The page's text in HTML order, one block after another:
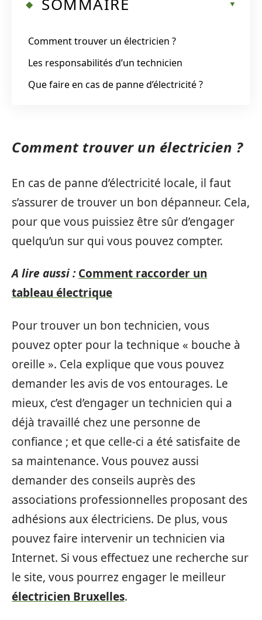
Comment trouver un électricien ?
Les responsabilités d’un technicien
Que faire en cas de panne d’électricité ?
Comment trouver un électricien ?
En cas de panne d’électricité locale, il faut
s’assurer de trouver un bon dépanneur. Cela,
pour que vous puissiez être sûr d’engager
quelqu’un sur qui vous pouvez compter.
A lire aussi : Comment raccorder un
tableau électrique
Pour trouver un bon technicien, vous
pouvez opter pour la technique « bouche à
oreille ». Cela explique que vous pouvez
demander les avis de vos entourages. Le
mieux, c’est d’engager un technicien qui a
déjà travaillé chez une personne de
confiance ; et que celle-ci a été satisfaite de
sa maintenance. Vous pouvez aussi
demander des conseils auprès des
associations professionnelles proposant des
adhésions aux électriciens. De plus, vous
pouvez faire intervenir un technicien via
Internet. Si vous effectuez une recherche sur
le site, vous pourrez engager le meilleur
électricien Bruxelles.